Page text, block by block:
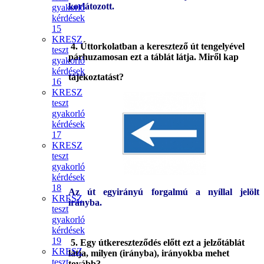
korlátozott.
4. Úttorkolatban a keresztező út tengelyével
párhuzamosan ezt a táblát látja. Miről kap
tájékoztatást?
Az út egyirányú forgalmú a nyíllal jelölt
irányba.
5. Egy útkereszteződés előtt ezt a jelzőtáblát
látja, milyen (irányba), irányokba mehet
gyakorló
kérdések
15
KRESZ
teszt
gyakorló
kérdések
16
KRESZ
teszt
gyakorló
kérdések
17
KRESZ
teszt
gyakorló
kérdések
18
KRESZ
teszt
gyakorló
kérdések
19
KRESZ
teszt